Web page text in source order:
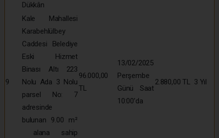
Dükkân
9
Kale Mahallesi
Karabehlülbey
Caddesi Belediye
Eski Hizmet
Binası Altı 223
Nolu Ada 3 Nolu
parsel No: 7
adresinde
bulunan 9.00 m²
alana sahip
96.000,00
TL
13/02/2025
Perşembe
Günü Saat
10:00’da
2.880,00 TL 3 Yıl